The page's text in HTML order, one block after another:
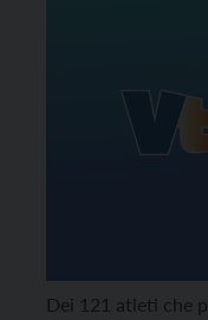
Dei 121 atleti che